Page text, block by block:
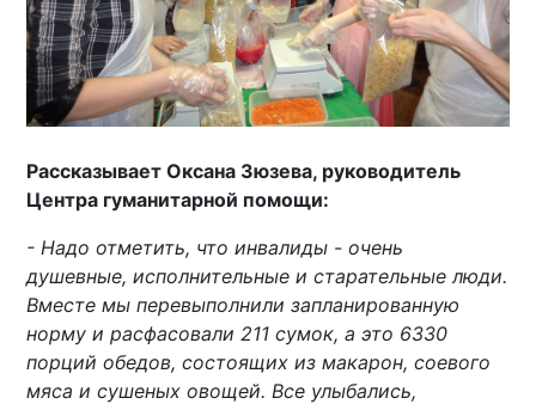
Рассказывает Оксана Зюзева, руководитель
Центра гуманитарной помощи:
- Надо отметить, что инвалиды - очень
душевные, исполнительные и старательные люди.
Вместе мы перевыполнили запланированную
норму и расфасовали 211 сумок, а это 6330
порций обедов, состоящих из макарон, соевого
мяса и сушеных овощей. Все улыбались,